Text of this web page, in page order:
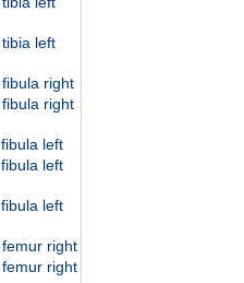
tibia left
fibula right
fibula right
fibula left
fibula left
fibula left
femur right
femur right